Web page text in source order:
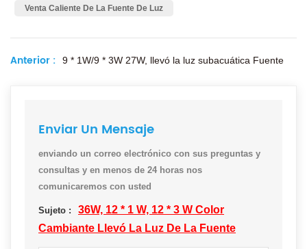
Venta Caliente De La Fuente De Luz
Anterior : 9 * 1W/9 * 3W 27W, llevó la luz subacuática Fuente
Enviar Un Mensaje
enviando un correo electrónico con sus preguntas y
consultas y en menos de 24 horas nos
comunicaremos con usted
Sujeto :
36W, 12 * 1 W, 12 * 3 W Color
Cambiante Llevó La Luz De La Fuente